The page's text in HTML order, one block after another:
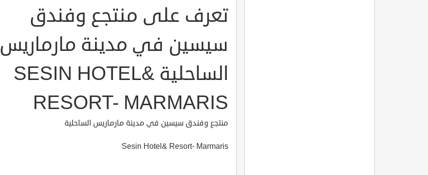
تعرف على منتجع وفندق
سيسين في مدينة مارماريس
الساحلية SESIN HOTEL&
RESORT- MARMARIS
منتجع وفندق سيسين في مدينة مارماريس الساحلية
Sesin Hotel& Resort- Marmaris